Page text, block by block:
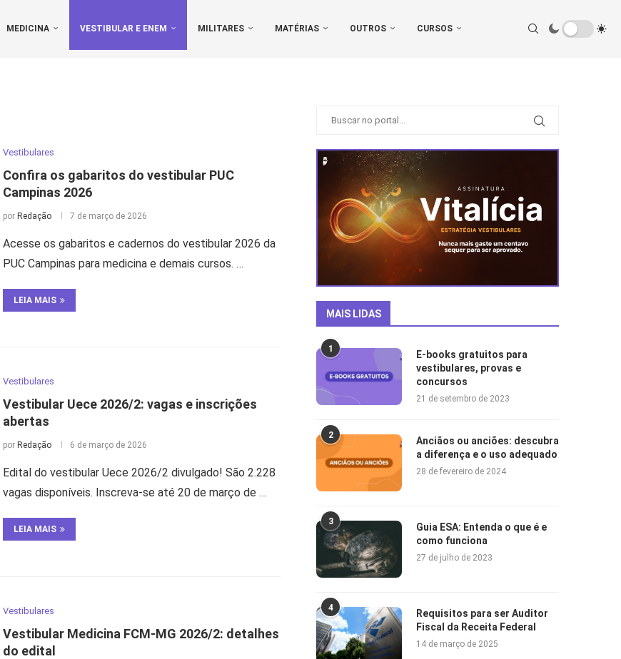
MEDICINA VESTIBULAR E ENEM MILITARES MATÉRIAS OUTROS CURSOS
Vestibulares
Confira os gabaritos do vestibular PUC
Campinas 2026
por Redação 7 de março de 2026
Acesse os gabaritos e cadernos do vestibular 2026 da
PUC Campinas para medicina e demais cursos. …
LEIA MAIS
Vestibulares
Vestibular Uece 2026/2: vagas e inscrições
abertas
por Redação 6 de março de 2026
Edital do vestibular Uece 2026/2 divulgado! São 2.228
vagas disponíveis. Inscreva-se até 20 de março de …
LEIA MAIS
Vestibulares
Vestibular Medicina FCM-MG 2026/2: detalhes
do edital
MAIS LIDAS
1
E-books gratuitos para
vestibulares, provas e
concursos
21 de setembro de 2023
2
Anciãos ou anciões: descubra
a diferença e o uso adequado
28 de fevereiro de 2024
3
Guia ESA: Entenda o que é e
como funciona
27 de julho de 2023
4
Requisitos para ser Auditor
Fiscal da Receita Federal
14 de março de 2025